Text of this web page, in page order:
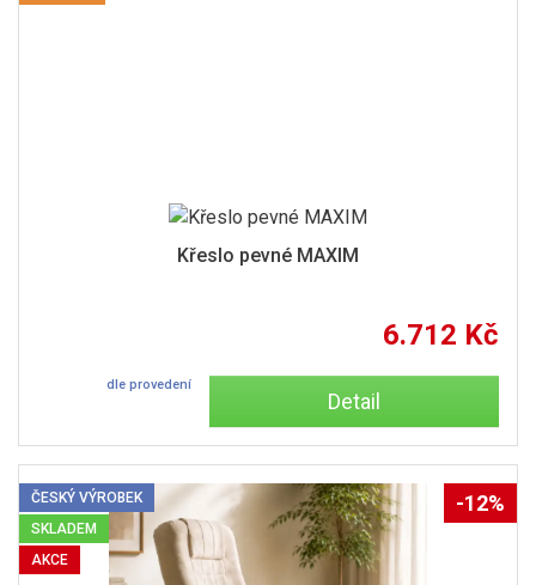
Křeslo pevné MAXIM
6.712 Kč
dle provedení
Detail
ČESKÝ VÝROBEK
SKLADEM
AKCE
-12%